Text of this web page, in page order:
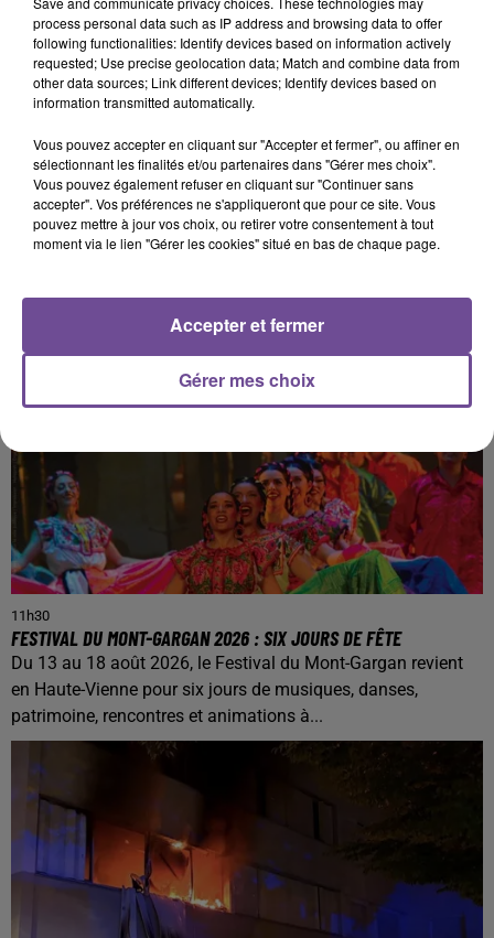
souhaitez l'afficher, merci de nous donner votre accord
en cliquant sur le bouton ci-dessous.
Afficher l'élément
PRÈS DE CHEZ VOUS
11h30
FESTIVAL DU MONT-GARGAN 2026 : SIX JOURS DE FÊTE
Du 13 au 18 août 2026, le Festival du Mont-Gargan revient
en Haute-Vienne pour six jours de musiques, danses,
patrimoine, rencontres et animations à...
process personal data such as IP address and browsing data to offer
following functionalities: Identify devices based on information actively
requested; Use precise geolocation data; Match and combine data from
other data sources; Link different devices; Identify devices based on
information transmitted automatically.
Vous pouvez accepter en cliquant sur "Accepter et fermer", ou affiner en
sélectionnant les finalités et/ou partenaires dans "Gérer mes choix".
Vous pouvez également refuser en cliquant sur "Continuer sans
accepter". Vos préférences ne s'appliqueront que pour ce site. Vous
pouvez mettre à jour vos choix, ou retirer votre consentement à tout
moment via le lien "Gérer les cookies" situé en bas de chaque page.
Gérer mes choix
Accepter et fermer